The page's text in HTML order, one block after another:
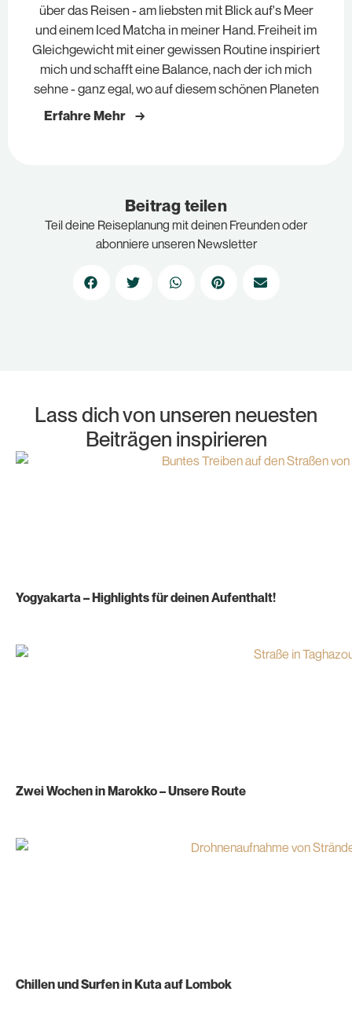
über das Reisen - am liebsten mit Blick auf's Meer
und einem Iced Matcha in meiner Hand. Freiheit im
Gleichgewicht mit einer gewissen Routine inspiriert
mich und schafft eine Balance, nach der ich mich
sehne - ganz egal, wo auf diesem schönen Planeten
Erfahre Mehr →
Beitrag teilen
Teil deine Reiseplanung mit deinen Freunden oder
abonniere unseren Newsletter
Lass dich von unseren neuesten
Beiträgen inspirieren
Yogyakarta – Highlights für deinen Aufenthalt!
Zwei Wochen in Marokko – Unsere Route
Chillen und Surfen in Kuta auf Lombok